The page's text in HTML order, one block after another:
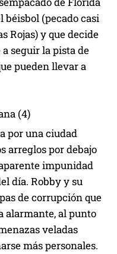
béisbol (pecado casi
Rojas) y que decide
a seguir la pista de
pueden llevar a
por una ciudad
arreglos por debajo
impunidad
día. Robby y su
de corrupción que
alarmante, al punto
veladas
más personales.